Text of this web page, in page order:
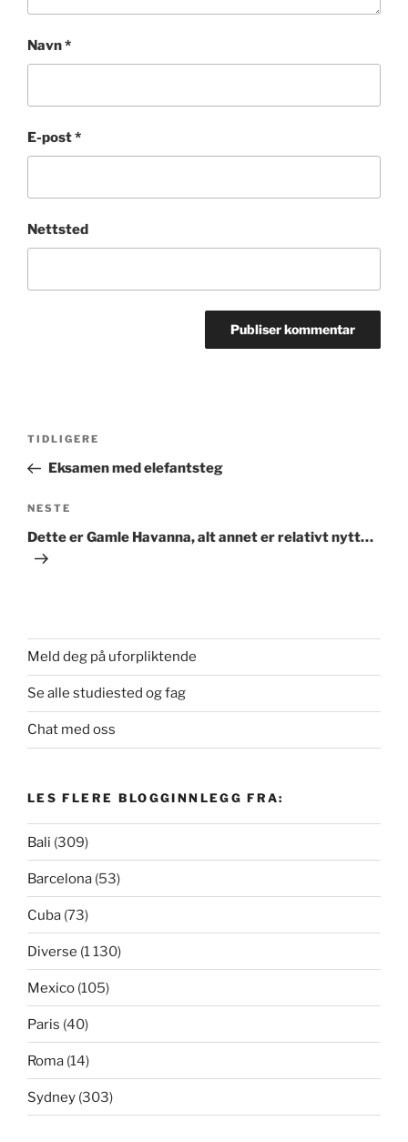
Navn*
E-post*
Nettsted
Innleggsnavigasjon
Forrige
innlegg
TIDLIGERE
Eksamen med elefantsteg
Neste
innlegg
NESTE
Dette er Gamle Havanna, alt annet er relativt nytt…
Meld deg på uforpliktende
Se alle studiested og fag
Chat med oss
LES FLERE BLOGGINNLEGG FRA:
Bali (309)
Barcelona (53)
Cuba (73)
Diverse (1 130)
Mexico (105)
Paris (40)
Roma (14)
Sydney (303)